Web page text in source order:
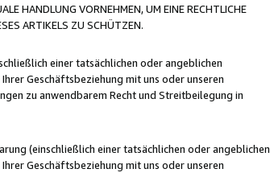
HANDLUNG VORNEHMEN, UM EINE RECHTLICHE
ARTIKELS ZU SCHÜTZEN.
einer tatsächlichen oder angeblichen
Geschäftsbeziehung mit uns oder unseren
zu anwendbarem Recht und Streitbeilegung in
(einschließlich einer tatsächlichen oder angeblichen
Geschäftsbeziehung mit uns oder unseren